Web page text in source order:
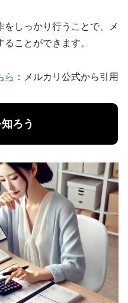
をしっかり行うことで、メ
ことができます。
ら ：メルカリ公式から引用
ろう